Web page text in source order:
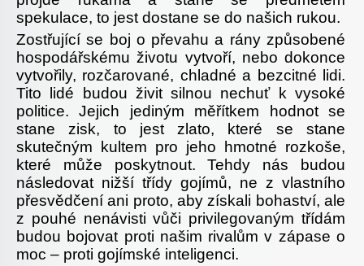
spekulace, to jest dostane se do našich rukou.
Zostřující se boj o převahu a rány způsobené
hospodářskému životu vytvoří, nebo dokonce
vytvořily, rozčarované, chladné a bezcitné lidi.
Tito lidé budou živit silnou nechuť k vysoké
politice. Jejich jediným měřítkem hodnot se
stane zisk, to jest zlato, které se stane
skutečným kultem pro jeho hmotné rozkoše,
které může poskytnout. Tehdy nás budou
následovat nižší třídy gojímů, ne z vlastního
přesvědčení ani proto, aby získali bohaství, ale
z pouhé nenávisti vůči privilegovaným třídám
budou bojovat proti našim rivalům v zápase o
moc – proti gojímské inteligenci.